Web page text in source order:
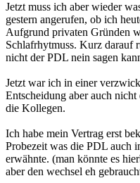
Jetzt muss ich aber wieder
gestern angerufen, ob ich
Aufgrund privaten Gründen
Schlafrhytmuss. Kurz darauf
nicht der PDL nein sagen
Jetzt war ich in einer
Entscheidung aber auch
die Kollegen.
Ich habe mein Vertrag erst
Probezeit was die PDL auch
erwähnte. (man könnte es
aber den wechsel eh